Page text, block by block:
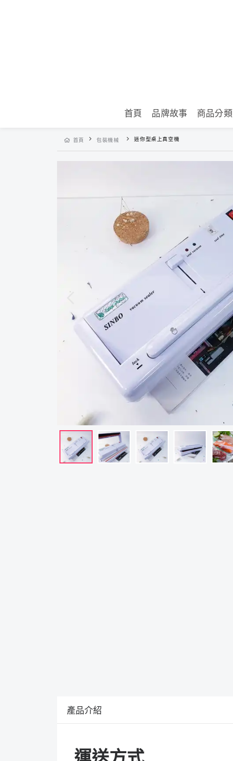
首頁 品牌故事 商品分類
首頁 包裝機械 迷你型桌上真空機
產品介紹